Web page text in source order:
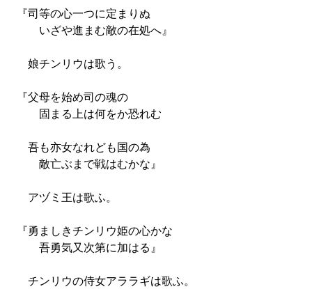
『司等の心一つに定まりぬ
いざや進まむ敵の在処へ』
娘チンリウは歌う。
『父母を始め司の魂の
固まる上は何をか恐れむ
吾も亦女なれども国の為
敵亡ぶまで戦はむかな』
アヅミ王は歌ふ。
『勇ましきチンリウ姫の心かな
吾勇気又次第に加はる』
チンリウの侍女アララギは歌ふ。